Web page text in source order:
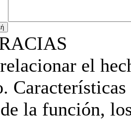
el
la función,